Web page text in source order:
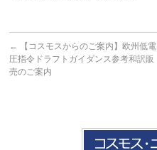
←
【コスモスからのご案内】欧州低電
圧指令ドラフトガイダンス参考和訳販
売のご案内